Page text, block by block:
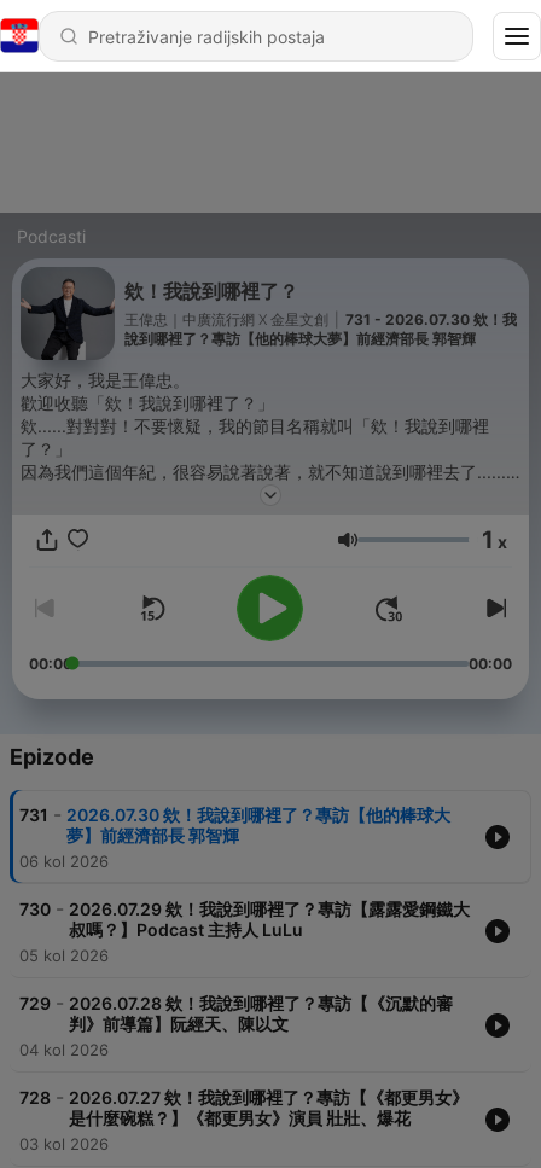
Podcasti
欸！我說到哪裡了？
王偉忠｜中廣流行網 X 金星文創
731 - 2026.07.30 欸！我
說到哪裡了？專訪【他的棒球大夢】前經濟部長 郭智輝
大家好，我是王偉忠。
歡迎收聽「欸！我說到哪裡了？」
欸......對對對！不要懷疑，我的節目名稱就叫「欸！我說到哪裡
了？」
因為我們這個年紀，很容易說著說著，就不知道說到哪裡去了......
========================
https://www.youtube.com/@weichung_official_tv
Facebook【王偉忠】
https://www.facebook.com/weichunggo.official/
Instagram【王偉忠】
https://www.instagram.com/weichung_official/
Glasnoća 1 x
00:00 00:00
Epizode
731 - 2026.07.30 欸！我說到哪裡了？專訪【他的棒球大
夢】前經濟部長 郭智輝
06 kol 2026
730 - 2026.07.29 欸！我說到哪裡了？專訪【露露愛鋼鐵大
叔嗎？】Podcast 主持人 LuLu
05 kol 2026
729 - 2026.07.28 欸！我說到哪裡了？專訪【《沉默的審
判》前導篇】阮經天、陳以文
04 kol 2026
728 - 2026.07.27 欸！我說到哪裡了？專訪【《都更男女》
是什麼碗糕？】《都更男女》演員 壯壯、爆花
03 kol 2026